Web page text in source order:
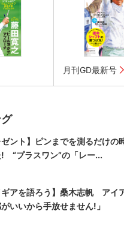
月刊GD最新号
ゼント】ピンまでを測るだけの
! “プラスワン”の「レー...
ギアを語ろう】桑木志帆 アイ
がいいから手放せません!」